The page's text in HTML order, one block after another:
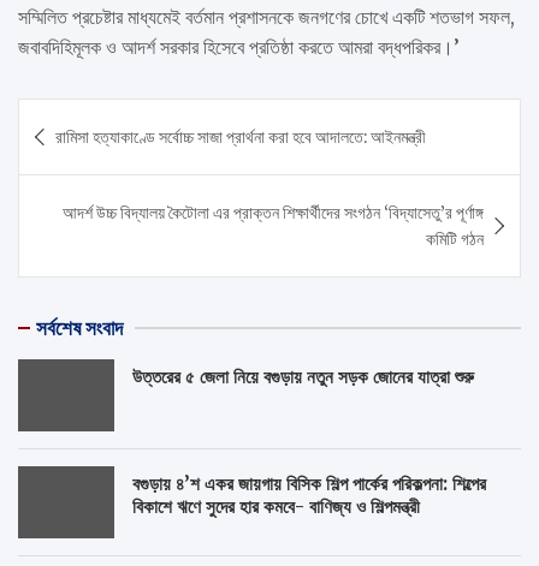
সম্মিলিত প্রচেষ্টার মাধ্যমেই বর্তমান প্রশাসনকে জনগণের চোখে একটি শতভাগ সফল,
জবাবদিহিমূলক ও আদর্শ সরকার হিসেবে প্রতিষ্ঠা করতে আমরা বদ্ধপরিকর।’
navigation
রামিসা হত্যাকাণ্ডে সর্বোচ্চ সাজা প্রার্থনা করা হবে আদালতে: আইনমন্ত্রী
আদর্শ উচ্চ বিদ্যালয় কৈটোলা এর প্রাক্তন শিক্ষার্থীদের সংগঠন ‘বিদ্যাসেতু’র পূর্ণাঙ্গ
কমিটি গঠন
সর্বশেষ সংবাদ
উত্তরের ৫ জেলা নিয়ে বগুড়ায় নতুন সড়ক জোনের যাত্রা শুরু
বগুড়ায় ৪’শ একর জায়গায় বিসিক শিল্প পার্কের পরিকল্পনা: শিল্পের
বিকাশে ঋণে সুদের হার কমবে- বাণিজ্য ও শিল্পমন্ত্রী